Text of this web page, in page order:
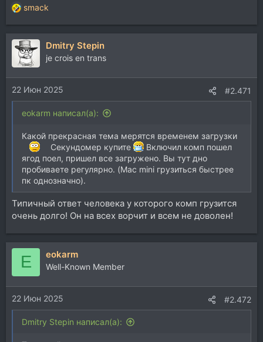
Р
е
а
к
и
и
:
smack
Dmitry Stepin
je crois en trans
22 Июн 2025 #2.471
eokarm написал(а):
Какой прекрасная тема мерятся временем загрузки
Секундомер купите
Включил комп пошел
ягод поел, пришел все загружено. Вы тут дно
пробиваете регулярно. (Mac mini грузиться быстрее
пк однозначно).
Типичный ответ человека у которого комп грузится
очень долго! Он на всех ворчит и всем не доволен!
E eokarm
Well-Known Member
22 Июн 2025 #2.472
Dmitry Stepin написал(а):